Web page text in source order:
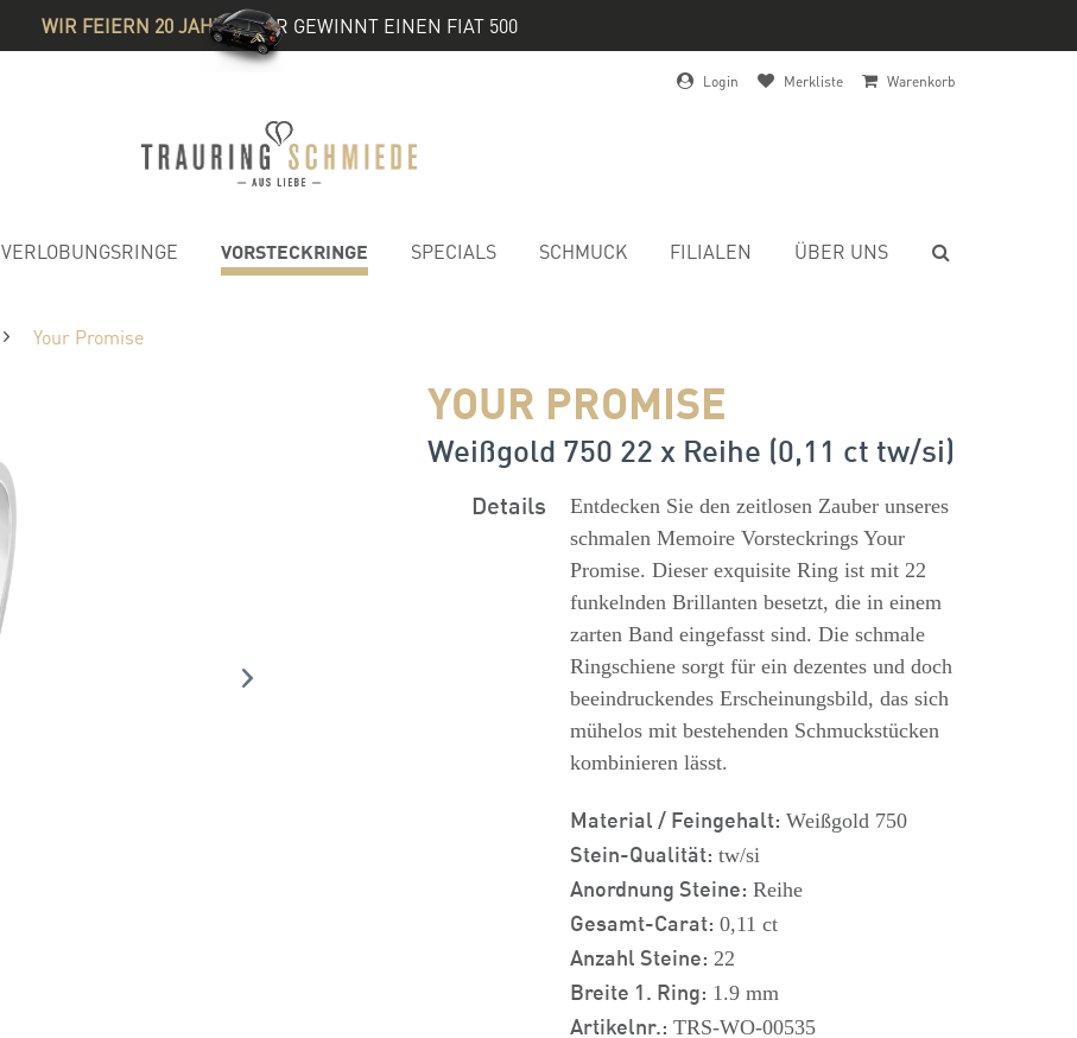
WIR FEIERN 20 JAHRE& IHR GEWINNT EINEN FIAT 500
Login Merkliste Warenkorb
VERLOBUNGSRINGE VORSTECKRINGE SPECIALS SCHMUCK FILIALEN ÜBER UNS
Your Promise
YOUR PROMISE
Weißgold 750 22 x Reihe (0,11 ct tw/si)
Details
Entdecken Sie den zeitlosen Zauber unseres
schmalen Memoire Vorsteckrings Your
Promise. Dieser exquisite Ring ist mit 22
funkelnden Brillanten besetzt, die in einem
zarten Band eingefasst sind. Die schmale
Ringschiene sorgt für ein dezentes und doch
beeindruckendes Erscheinungsbild, das sich
mühelos mit bestehenden Schmuckstücken
kombinieren lässt.
Material / Feingehalt: Weißgold 750
Stein-Qualität: tw/si
Anordnung Steine: Reihe
Gesamt-Carat: 0,11 ct
Anzahl Steine: 22
Breite 1. Ring: 1.9 mm
Artikelnr.: TRS-WO-00535